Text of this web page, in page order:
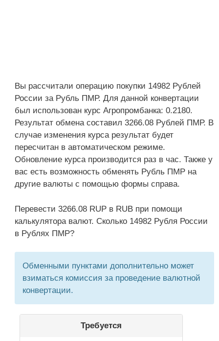
Вы рассчитали операцию покупки 14982 Рублей
России за Рубль ПМР. Для данной конвертации
был использован курс Агропромбанка: 0.2180.
Результат обмена составил 3266.08 Рублей ПМР. В
случае изменения курса результат будет
пересчитан в автоматическом режиме.
Обновление курса производится раз в час. Также у
вас есть возможность обменять Рубль ПМР на
другие валюты с помощью формы справа.
Перевести 3266.08 RUP в RUB при помощи
калькулятора валют. Сколько 14982 Рубля России
в Рублях ПМР?
Обменными пунктами дополнительно может
взиматься комиссия за проведение валютной
конвертации.
Требуется